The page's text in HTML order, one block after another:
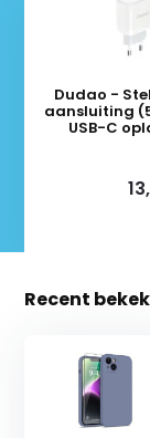
Dudao -
aansluiting
USB-C
Recent